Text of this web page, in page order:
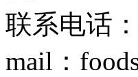
联系电话
mail：